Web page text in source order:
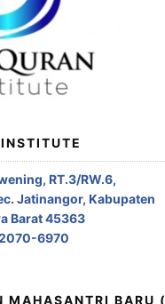
INSTITUTE
RT.3/RW.6,
Jatinangor, Kabupaten
Barat 45363
6970
MAHASANTRI BARU (